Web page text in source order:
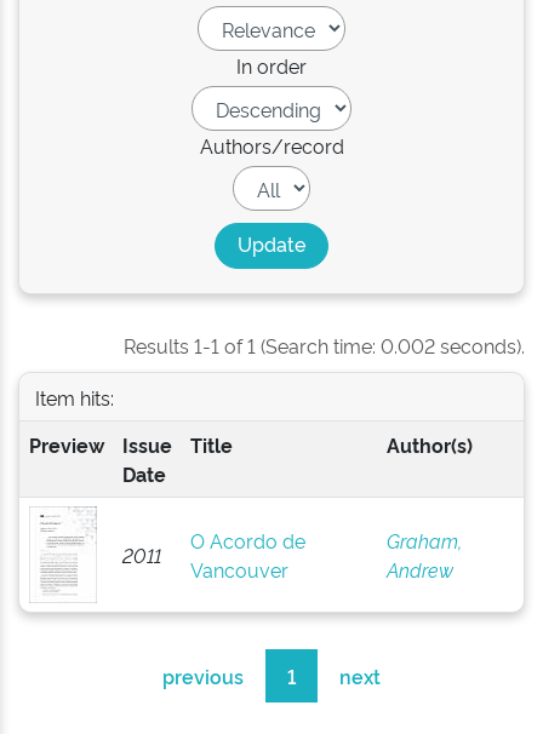
In order
Authors/record
Results 1-1 of 1 (Search time: 0.002 seconds).
Item hits:
Preview
Issue
Date
Title Author(s)
2011
O Acordo de
Vancouver
Graham,
Andrew
previous 1 next